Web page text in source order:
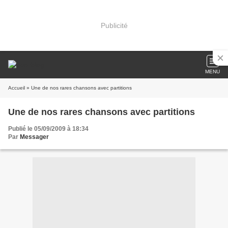
Publicité
MENU
Accueil » Une de nos rares chansons avec partitions
Une de nos rares chansons avec partitions
Publié le 05/09/2009 à 18:34
Par Messager